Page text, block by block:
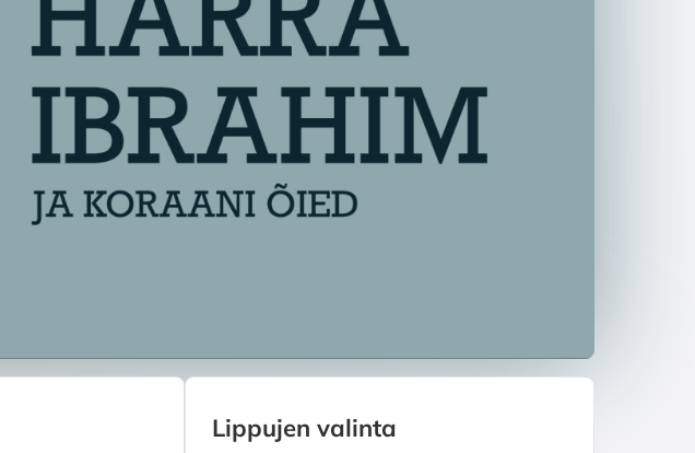
Lippujen valinta